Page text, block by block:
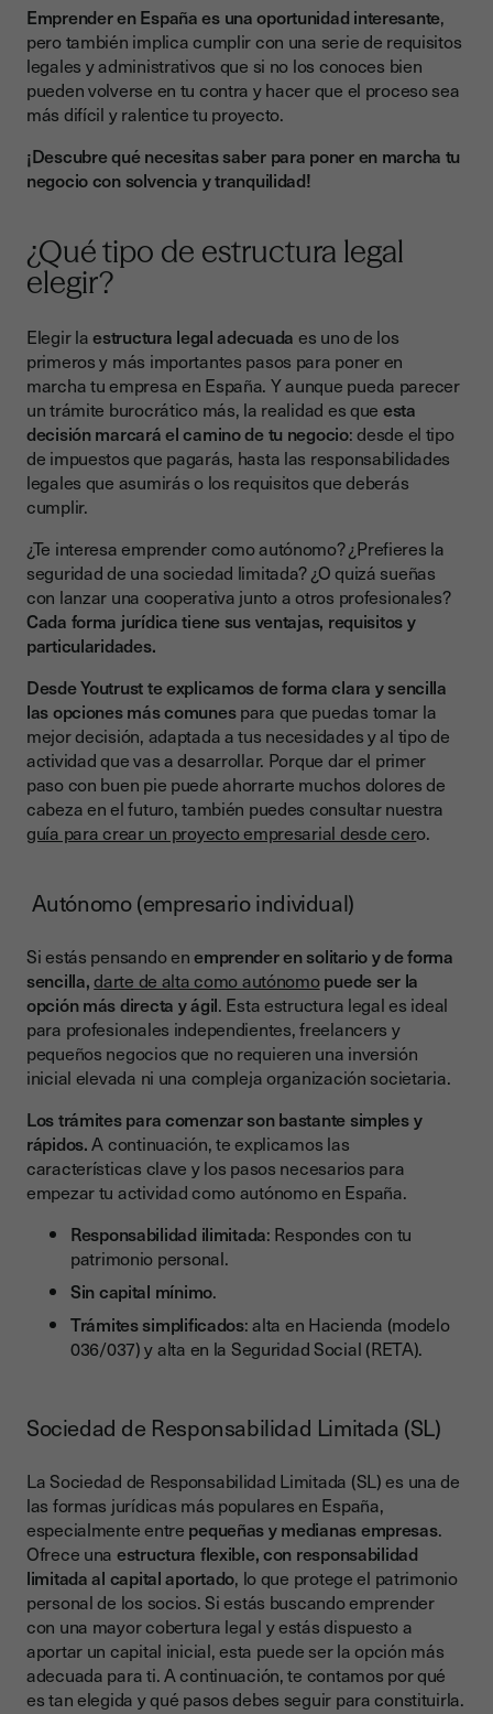
Resumen general del proceso de creación
Detalle paso a paso de la creación de una empresa
Reservar denominación social
Depósito del capital social
Estatutos y escritura pública ante notario
Inscripción en el Registro Mercantil Provincial
Alta en Seguridad Social
4. Herramientas telemáticas: CIRCE y DUE
Costes asociados
Obligaciones tras el registro
¿Por qué usar firma electrónica avanzada?
Youtrust y la firma electrónica en el proceso
Conclusión
Emprender en España es una oportunidad interesante,
pero también implica cumplir con una serie de requisitos
legales y administrativos que si no los conoces bien
pueden volverse en tu contra y hacer que el proceso sea
más difícil y ralentice tu proyecto.
¡Descubre qué necesitas saber para poner en marcha tu
negocio con solvencia y tranquilidad!
¿Qué tipo de estructura legal
elegir?
Elegir laestructura legal adecuada es uno de los
primeros y más importantes pasos para poner en
marcha tu empresa en España. Y aunque pueda parecer
un trámite burocrático más, la realidad es que esta
decisión marcará el camino de tu negocio: desde el tipo
de impuestos que pagarás, hasta las responsabilidades
legales que asumirás o los requisitos que deberás
cumplir.
¿Te interesa emprender como autónomo? ¿Prefieres la
seguridad de una sociedad limitada? ¿O quizá sueñas
con lanzar una cooperativa junto a otros profesionales?
Cada forma jurídica tiene sus ventajas, requisitos y
particularidades.
Desde Youtrust te explicamos de forma clara y sencilla
las opciones más comunespara que puedas tomar la
mejor decisión, adaptada a tus necesidades y al tipo de
actividad que vas a desarrollar. Porque dar el primer
paso con buen pie puede ahorrarte muchos dolores de
cabeza en el futuro, también puedes consultar nuestra
guía para crear un proyecto empresarial desde cero.
Autónomo (empresario individual)
Si estás pensando enemprender en solitario y de forma
sencilla,darte de alta como autónomopuede ser la
opción más directa y ágil. Esta estructura legal es ideal
para profesionales independientes, freelancers y
pequeños negocios que no requieren una inversión
inicial elevada ni una compleja organización societaria.
Los trámites para comenzar son bastante simples y
rápidos.A continuación, te explicamos las
características clave y los pasos necesarios para
empezar tu actividad como autónomo en España.
Responsabilidad ilimitada: Respondes con tu
patrimonio personal.
Sin capital mínimo.
Trámites simplificados: alta en Hacienda (modelo
036/037) y alta en la Seguridad Social (RETA).
Sociedad de Responsabilidad Limitada (SL)
La Sociedad de Responsabilidad Limitada (SL) es una de
las formas jurídicas más populares en España,
especialmente entre pequeñas y medianas empresas.
Ofrece una estructura flexible, con responsabilidad
limitada al capital aportado, lo que protege el patrimonio
personal de los socios. Si estás buscando emprender
con una mayor cobertura legal y estás dispuesto a
aportar un capital inicial, esta puede ser la opción más
adecuada para ti. A continuación, te contamos por qué
es tan elegida y qué pasos debes seguir para constituirla.